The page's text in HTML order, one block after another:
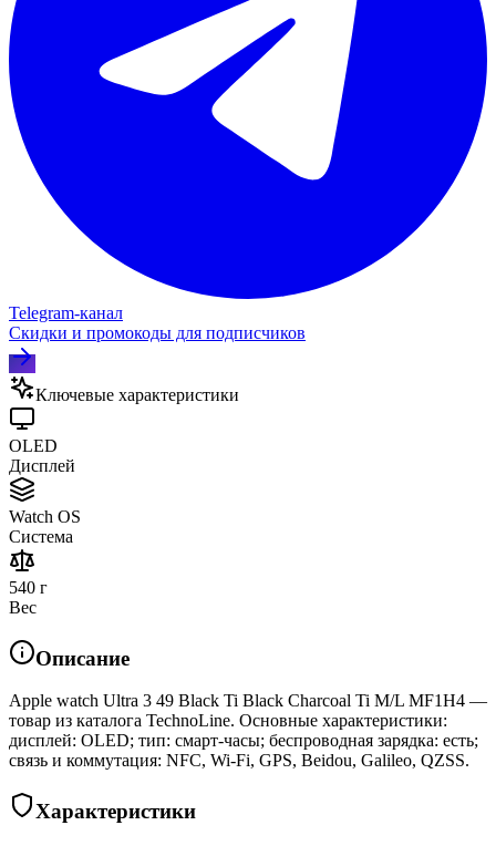
Telegram‑канал
Скидки и промокоды для подписчиков
Ключевые характеристики
OLED
Дисплей
Watch OS
Система
540 г
Вес
Описание
Apple watch Ultra 3 49 Black Ti Black Charcoal Ti M/L MF1H4 —
товар из каталога TechnoLine. Основные характеристики:
дисплей: OLED; тип: смарт-часы; беспроводная зарядка: есть;
связь и коммутация: NFC, Wi-Fi, GPS, Beidou, Galileo, QZSS.
Характеристики